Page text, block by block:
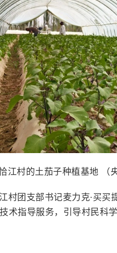
江村的土茄子种植基地 （
村团支部书记麦力克·买买
术指导服务，引导村民科